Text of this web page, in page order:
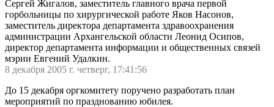
Сергей Жигалов, заместитель главного врача первой
горбольницы по хирургической работе Яков Насонов,
заместитель директора департамента здравоохранения
администрации Архангельской области Леонид Осипов,
директор департамента информации и общественных связей
мэрии Евгений Удалкин.
8 декабря 2005 г. четверг, 17:41:56
До 15 декабря оргкомитету поручено разработать план
мероприятий по празднованию юбилея.